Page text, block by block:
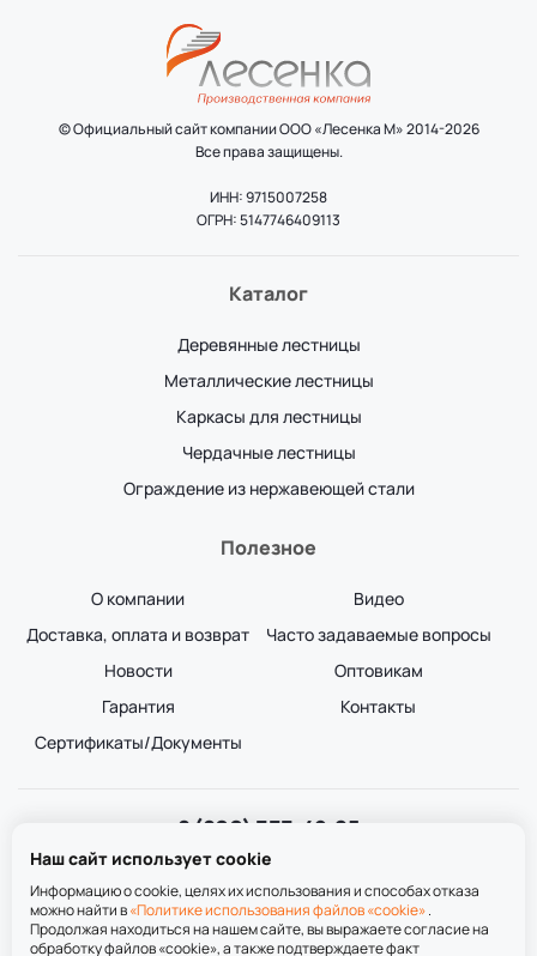
© Официальный сайт компании ООО «Лесенка М» 2014-2026
Все права защищены.
ИНН: 9715007258
ОГРН: 5147746409113
Каталог
Деревянные лестницы
Металлические лестницы
Каркасы для лестницы
Чердачные лестницы
Ограждение из нержавеющей стали
Полезное
О компании
Доставка, оплата и возврат
Новости
Гарантия
Сертификаты/Документы
Видео
Часто задаваемые вопросы
Оптовикам
Контакты
8 (800) 333-49-25
Звонок бесплатный
пн-пт 8:00-20:00
сб-вс 9:00-20:00
Наш сайт использует cookie
Информацию о cookie, целях их использования и способах отказа
можно найти в«Политике использования файлов «cookie».
Продолжая находиться на нашем сайте, вы выражаете согласие на
обработку файлов «cookie», а также подтверждаете факт